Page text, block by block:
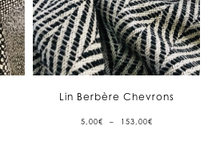
Lin Berbère Chevrons
5,00€ – 153,00€PLAGE
DE